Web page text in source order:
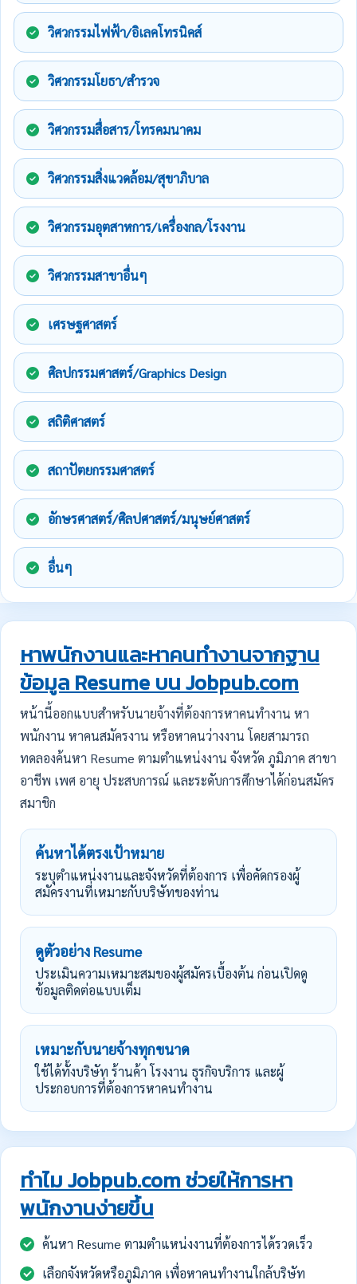
วิศวกรรมไฟฟ้า/อิเลคโทรนิคส์
วิศวกรรมโยธา/สำรวจ
วิศวกรรมสื่อสาร/โทรคมนาคม
วิศวกรรมสิ่งแวดล้อม/สุขาภิบาล
วิศวกรรมอุตสาหการ/เครื่องกล/โรงงาน
วิศวกรรมสาขาอื่นๆ
เศรษฐศาสตร์
ศิลปกรรมศาสตร์/Graphics Design
สถิติศาสตร์
สถาปัตยกรรมศาสตร์
อักษรศาสตร์/ศิลปศาสตร์/มนุษย์ศาสตร์
อื่นๆ
หาพนักงานและหาคนทำงานจากฐาน
ข้อมูล Resume บน Jobpub.com
หน้านี้ออกแบบสำหรับนายจ้างที่ต้องการหาคนทำงาน หา
พนักงาน หาคนสมัครงาน หรือหาคนว่างงาน โดยสามารถ
ทดลองค้นหา Resume ตามตำแหน่งงาน จังหวัด ภูมิภาค สาขา
อาชีพ เพศ อายุ ประสบการณ์ และระดับการศึกษาได้ก่อนสมัคร
สมาชิก
ค้นหาได้ตรงเป้าหมาย
ระบุตำแหน่งงานและจังหวัดที่ต้องการ เพื่อคัดกรองผู้
สมัครงานที่เหมาะกับบริษัทของท่าน
ดูตัวอย่าง Resume
ประเมินความเหมาะสมของผู้สมัครเบื้องต้น ก่อนเปิดดู
ข้อมูลติดต่อแบบเต็ม
เหมาะกับนายจ้างทุกขนาด
ใช้ได้ทั้งบริษัท ร้านค้า โรงงาน ธุรกิจบริการ และผู้
ประกอบการที่ต้องการหาคนทำงาน
ทำไม Jobpub.com ช่วยให้การหา
พนักงานง่ายขึ้น
ค้นหา Resume ตามตำแหน่งงานที่ต้องการได้รวดเร็ว
เลือกจังหวัดหรือภูมิภาค เพื่อหาคนทำงานใกล้บริษัท